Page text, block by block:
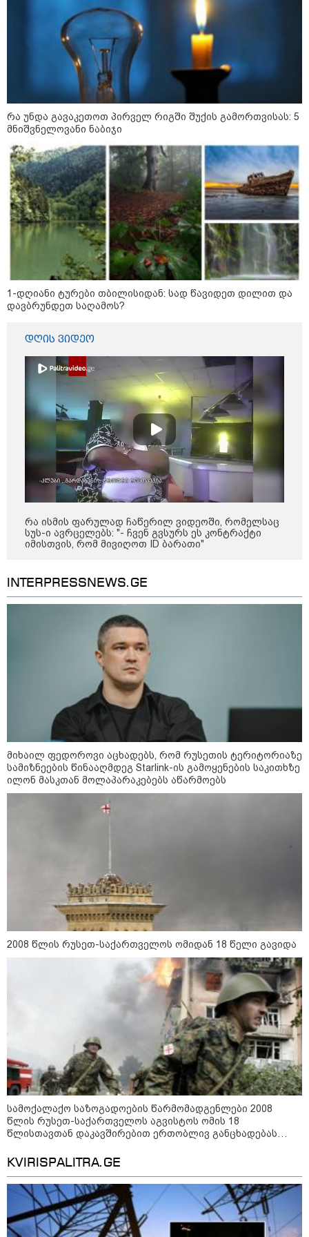
09:33 / 05-08-2026
"მამის მიერ ცოტნესთვის
დატოვებულ სახლში
თვითნებურად ცხოვრობს
ადამიანი, რომელიც ზვიადის
ანდერძში ერთი სიტყვითაც კი
არ არის მოხსენიებული" - ანა
ჯაბაური
"4 დღე უწყლოდ და უპუროდ
დავუბრუნეთ" - ქართველი
მეზღვაური წერს, რომ 36
მიგრანტი, მათ შორის, ორსული
გოგონა გადაარჩინა
12:20 / 04-08-2026
"როცა კანონიკიდან
გამომდინარე, მართებულად
მიგვაჩნია, რომ ადამიანის
გასვენება ტაძრიდან არ მოხდეს,
ეს მგლოვიარეს ისეთი
სიყვარულითა უნდა ავუხსნათ,
რომ შფოთვა არ დაიბადოს" -
დედა სიდონია
დაწყებული საქმე... მადლობა
პროკურატურას, მათ გარეშე ეს
შედეგი არ დადგებოდა" - ქეთა
ხარძიანი
კატეგორიის ყველა სიახლე
ემიგრანტებისთვის 2026 წელს
2026 წლის ყველაზე გაყიდვადი
ავტომობილები - Focus2Move-ის
რეიტინგი
აფრიკის ქვეყნები ამერიკულ
დოლარზე უარს ამბობენ
პოლიტიკა
14:14 / 06-08-2026
"მეც ერთ-ერთი მათგანი ვიყავი, ვინც
ლიფტში გაიჭედა" - ლევან მახაშვილი
16:37 / 06-08-2026
"აბსოლუტურად ყალბი
ადამიანები, საუბრობენ,
თითქოს საქართველოში
უარყოფითი გარემოა რუსი
ტურისტებისთვის" - პრემიერი
16:14 / 06-08-2026
რა უნდა გავაკეთოთ პირველ რიგში შუქის გამორთვისას: 5
მნიშვნელოვანი ნაბიჯი
1-დღიანი ტურები თბილისიდან: სად წავიდეთ დილით და
დავბრუნდეთ საღამოს?
დღის ვიდეო
რა ისმის ფარულად ჩაწერილ ვიდეოში, რომელსაც
სუს-ი ავრცელებს: "- ჩვენ გვსურს ეს კონტრაქტი
იმისთვის, რომ მივიღოთ ID ბარათი"
INTERPRESSNEWS.GE
მიხაილ ფედოროვი აცხადებს, რომ რუსეთის ტერიტორიაზე
სამიზნეების წინააღმდეგ Starlink-ის გამოყენების საკითხზე
ილონ მასკთან მოლაპარაკებებს აწარმოებს
2008 წლის რუსეთ-საქართველოს ომიდან 18 წელი გავიდა
სამოქალაქო საზოგადოების წარმომადგენლები 2008
წლის რუსეთ-საქართველოს აგვისტოს ომის 18
წლისთავთან დაკავშირებით ერთობლივ განცხადებას
KVIRISPALITRA.GE